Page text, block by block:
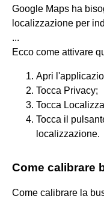
Google Maps ha
localizzazione per
...
Ecco come attivare
Apri
Tocca Privacy;
Tocca
Tocca il
localizzazione.
Come calibrare
Come calibrare la